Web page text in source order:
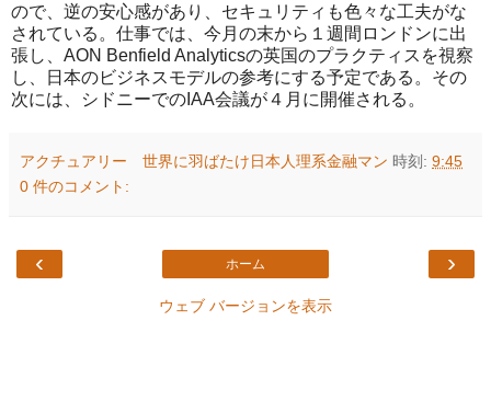
ので、逆の安心感があり、セキュリティも色々な工夫がな
されている。仕事では、今月の末から１週間ロンドンに出
張し、AON Benfield Analyticsの英国のプラクティスを視察
し、日本のビジネスモデルの参考にする予定である。その
次には、シドニーでのIAA会議が４月に開催される。
アクチュアリー 世界に羽ばたけ日本人理系金融マン 時刻: 9:45
0 件のコメント:
‹ ›
ホーム
ウェブ バージョンを表示